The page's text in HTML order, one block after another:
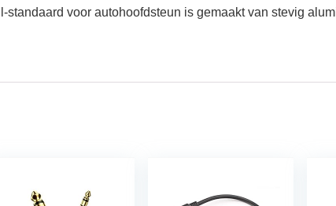
standaard voor autohoofdsteun is gemaakt van stevig